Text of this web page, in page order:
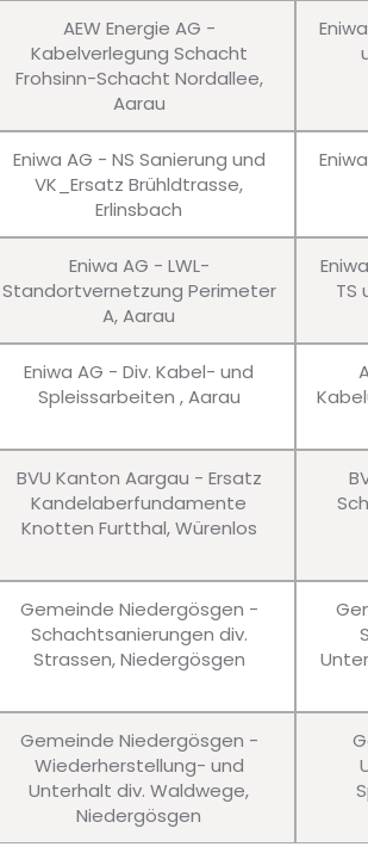
AEW Energie AG -
Kabelverlegung Schacht
Frohsinn-Schacht Nordallee,
Aarau
Eniwa AG - NS Sanierung und
VK_Ersatz Brühldtrasse,
Erlinsbach
Eniwa AG - LWL-
Standortvernetzung Perimeter
A, Aarau
TS
Eniwa AG - Div. Kabel- und
Spleissarbeiten , Aarau
BVU Kanton Aargau - Ersatz
Kandelaberfundamente
Knotten Furtthal, Würenlos
Gemeinde Niedergösgen -
Schachtsanierungen div.
Strassen, Niedergösgen
Gemeinde Niedergösgen -
Wiederherstellung- und
Unterhalt div. Waldwege,
Niedergösgen